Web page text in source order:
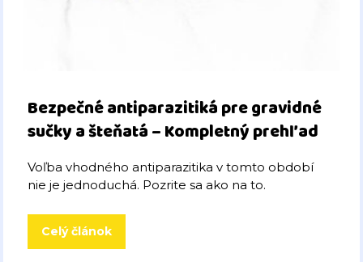
Bezpečné antiparazitiká pre gravidné
sučky a šteňatá – Kompletný prehľad
Voľba vhodného antiparazitika v tomto období
nie je jednoduchá. Pozrite sa ako na to.
Celý článok